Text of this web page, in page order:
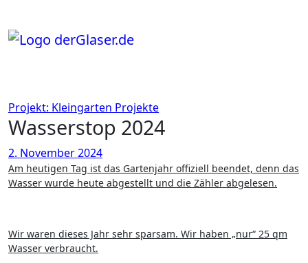
springen
Projekt: Kleingarten Projekte
Wasserstop 2024
2. November 2024
Am heutigen Tag ist das Gartenjahr offiziell beendet, denn das
Wasser wurde heute abgestellt und die Zähler abgelesen.
Wir waren dieses Jahr sehr sparsam. Wir haben „nur“ 25 qm
Wasser verbraucht.